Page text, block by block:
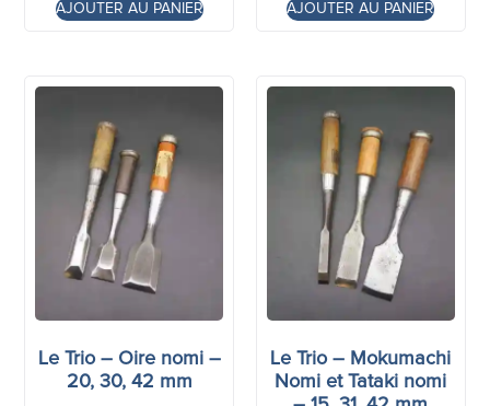
AJOUTER AU PANIER AJOUTER AU PANIER
Le Trio – Oire nomi –
20, 30, 42 mm
Le Trio – Mokumachi
Nomi et Tataki nomi